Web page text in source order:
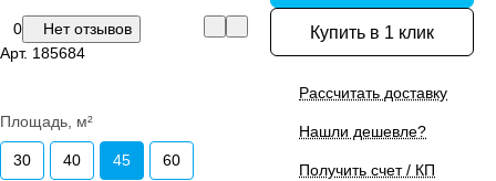
0
Нет отзывов
Арт. 185684
Площадь, м²
30 40 45 60
Купить в 1 клик
Рассчитать доставку
Нашли дешевле?
Получить счет / КП